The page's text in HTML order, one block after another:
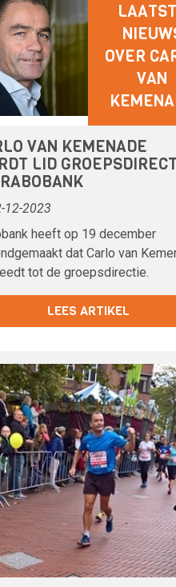
OVER
VAN
VAN KEMENADE
LID
12-2023
heeft op 19 december
dat Carlo van
tot de groepsdirectie.
LEES ARTIKEL